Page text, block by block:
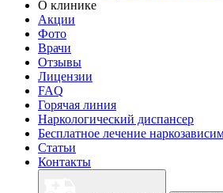
О клинике
Акции
Фото
Врачи
Отзывы
Лицензии
FAQ
Горячая линия
Наркологический диспансер
Бесплатное лечение
Статьи
Контакты